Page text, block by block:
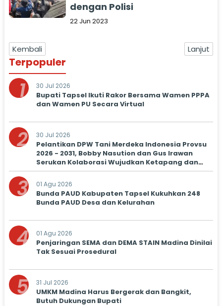
dengan Polisi
22 Jun 2023
Kembali Lanjut
Terpopuler
1 30 Jul 2026
Bupati Tapsel Ikuti Rakor Bersama Wamen PPPA
dan Wamen PU Secara Virtual
2 30 Jul 2026
Pelantikan DPW Tani Merdeka Indonesia Provsu
2026 - 2031, Bobby Nasution dan Gus Irawan
Serukan Kolaborasi Wujudkan Ketapang dan
Kesejahteraan Petani
3 01 Agu 2026
Bunda PAUD Kabupaten Tapsel Kukuhkan 248
Bunda PAUD Desa dan Kelurahan
4 01 Agu 2026
Penjaringan SEMA dan DEMA STAIN Madina Dinilai
Tak Sesuai Prosedural
5 31 Jul 2026
UMKM Madina Harus Bergerak dan Bangkit,
Butuh Dukungan Bupati